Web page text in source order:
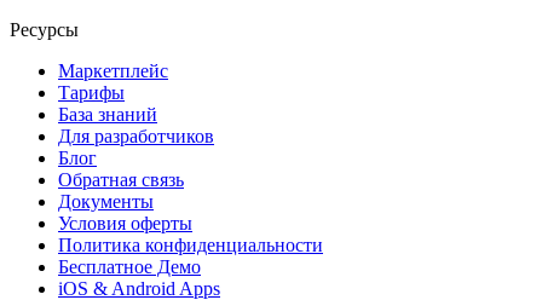
Ресурсы
Маркетплейс
Тарифы
База знаний
Для разработчиков
Блог
Обратная связь
Документы
Условия оферты
Политика конфиденциальности
Бесплатное Демо
iOS & Android Apps